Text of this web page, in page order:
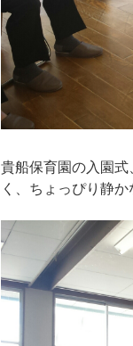
貴船保育園の入園
く、ちょっぴり静か